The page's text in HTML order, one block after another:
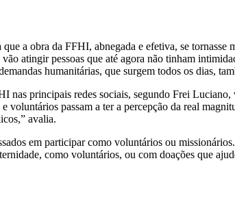
a obra da FFHI, abnegada e efetiva, se
atingir pessoas que até agora não tinham
humanitárias, que surgem todos os dias,
nas principais redes sociais, segundo Frei
voluntários passam a ter a percepção da real
avalia.
em participar como voluntários ou
como voluntários, ou com doações que